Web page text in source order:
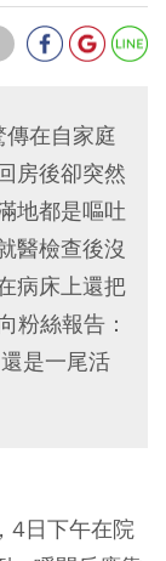
在自家庭
房後卻突然
地都是嘔吐
醫檢查後沒
病床上還把
粉絲報告：
是一尾活
4日下午在院